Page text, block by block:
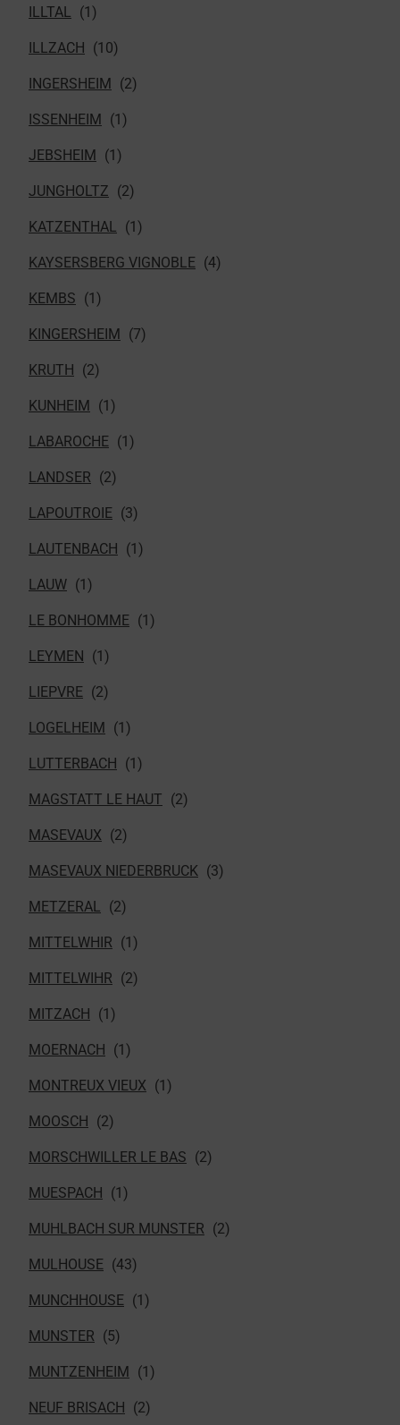
ILLTAL
ILLZACH
INGERSHEIM
ISSENHEIM
JEBSHEIM
JUNGHOLTZ
KATZENTHAL
KAYSERSBERG VIGNOBLE
KEMBS
KINGERSHEIM
KRUTH
KUNHEIM
LABAROCHE
LANDSER
LAPOUTROIE
LAUTENBACH
LAUW
LE BONHOMME
LEYMEN
LIEPVRE
LOGELHEIM
LUTTERBACH
MAGSTATT LE HAUT
MASEVAUX
MASEVAUX NIEDERBRUCK
METZERAL
MITTELWHIR
MITTELWIHR
MITZACH
MOERNACH
MONTREUX VIEUX
MOOSCH
MORSCHWILLER LE BAS
MUESPACH
MUHLBACH SUR MUNSTER
MULHOUSE
MUNCHHOUSE
MUNSTER
MUNTZENHEIM
NEUF BRISACH